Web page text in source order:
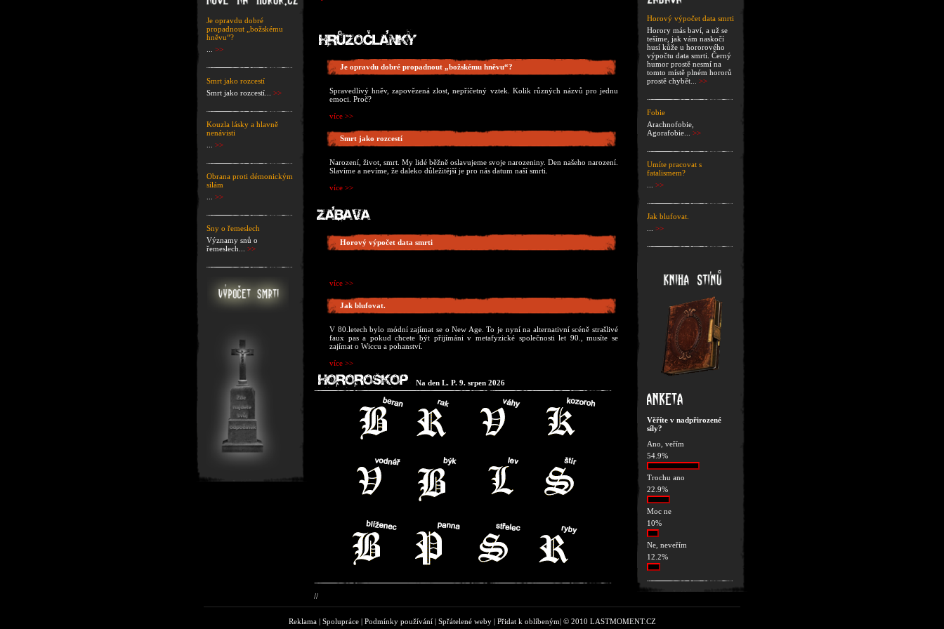
Je opravdu dobré
propadnout „božskému
hněvu“?
>>
Smrt jako rozcestí
Smrt jako rozcestí... >>
Kouzla lásky a hlavně
nenávisti
>>
Obrana proti démonickým
silám
>>
Sny o řemeslech
Významy snů o
řemeslech... >>
Horový výpočet data smrti
Horory más baví, a už se
tešíme, jak vám naskočí
husí kůže u hororového
výpočtu data smrti. Černý
humor prostě nesmí na
tomto místě plném hororů
prostě chybět... >>
Fobie
Arachnofobie,
Agorafobie... >>
Umíte pracovat s
fatalismem?
>>
Jak blufovat.
>>
Věříte v nadpřirozené
síly?
Ano, veřím
54.9%
Trochu ano
22.9%
Moc ne
10%
Ne, neveřím
12.2%
Je opravdu dobré propadnout „božskému hněvu“?
Spravedlivý hněv, zapovězená zlost, nepříčetný vztek. Kolik různých názvů pro jednu
emoci. Proč?
více >>
Smrt jako rozcestí
Narození, život, smrt. My lidé běžně oslavujeme svoje narozeniny. Den našeho narození.
Slavíme a nevíme, že daleko důležitější je pro nás datum naší smrti.
více >>
Horový výpočet data smrti
více >>
Jak blufovat.
V 80.letech bylo módní zajímat se o New Age. To je nyní na alternativní scéně strašlivé
faux pas a pokud chcete být přijímáni v metafyzické společnosti let 90., musíte se
zajímat o Wiccu a pohanství.
více >>
Na den L. P. 9. srpen 2026
//
Reklama| Spolupráce| Podmínky používání| Spřátelené weby| Přidat k oblíbeným| © 2010 LASTMOMENT.CZ